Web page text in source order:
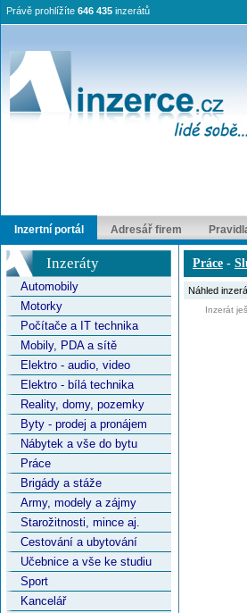
Právě prohlížíte 646 435 inzerátů
Inzertní portál Adresář firem
Inzeráty
Automobily
Motorky
Počítače a IT technika
Mobily, PDA a sítě
Elektro - audio, video
Elektro - bílá technika
Reality, domy, pozemky
Byty - prodej a pronájem
Nábytek a vše do bytu
Práce
Brigády a stáže
Army, modely a zájmy
Starožitnosti, mince aj.
Cestování a ubytování
Učebnice a vše ke studiu
Sport
Kancelář
Práce -
Náhled
Inzerát ještě